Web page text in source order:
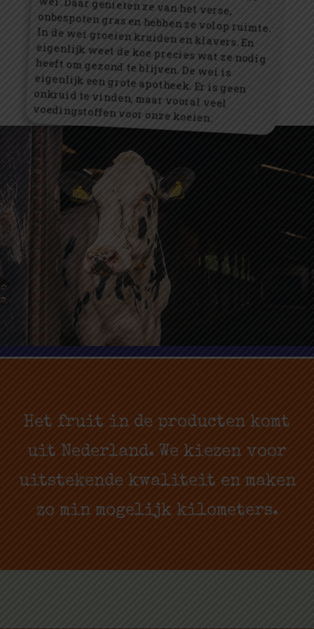
onbespoten gras en hebben ze volop ruimte.
In de wei groeien kruiden en klavers. En
eigenlijk weet de koe precies wat ze nodig
heeft om gezond te blijven. De wei is
eigenlijk een grote apotheek. Er is geen
onkruid te vinden, maar vooral veel
voedingstoffen voor onze koeien.
Het fruit in de producten komt
uit Nederland. We kiezen voor
uitstekende kwaliteit en maken
zo min mogelijk kilometers.